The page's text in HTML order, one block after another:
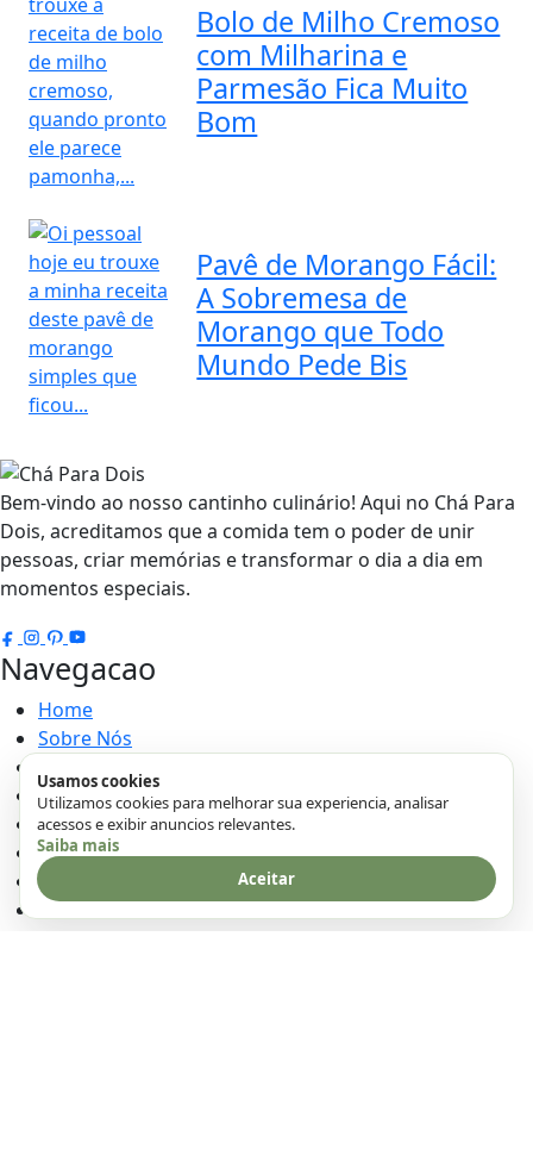
Bolo de Milho Cremoso
com Milharina e
Parmesão Fica Muito
Bom
Pavê de Morango Fácil:
A Sobremesa de
Morango que Todo
Mundo Pede Bis
Bem-vindo ao nosso cantinho culinário! Aqui no Chá Para
Dois, acreditamos que a comida tem o poder de unir
pessoas, criar memórias e transformar o dia a dia em
momentos especiais.
Navegacao
Home
Sobre Nós
Politica de Cookies
Políticas Privacidade
Termos e Condições
Transparência
DMCA
Usamos cookies
Utilizamos cookies para melhorar sua experiencia, analisar
acessos e exibir anuncios relevantes.
Saiba mais
Aceitar